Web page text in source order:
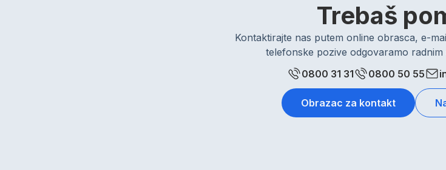
Trebaš
Kontaktirajte nas putem online obrasca, e-
telefonske pozive odgovaramo radnim
0800 31 31
0800 50 55
Obrazac za kontakt